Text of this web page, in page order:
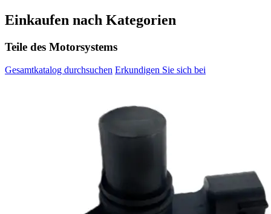
Einkaufen nach Kategorien
Teile des Motorsystems
Gesamtkatalog durchsuchen Erkundigen Sie sich bei